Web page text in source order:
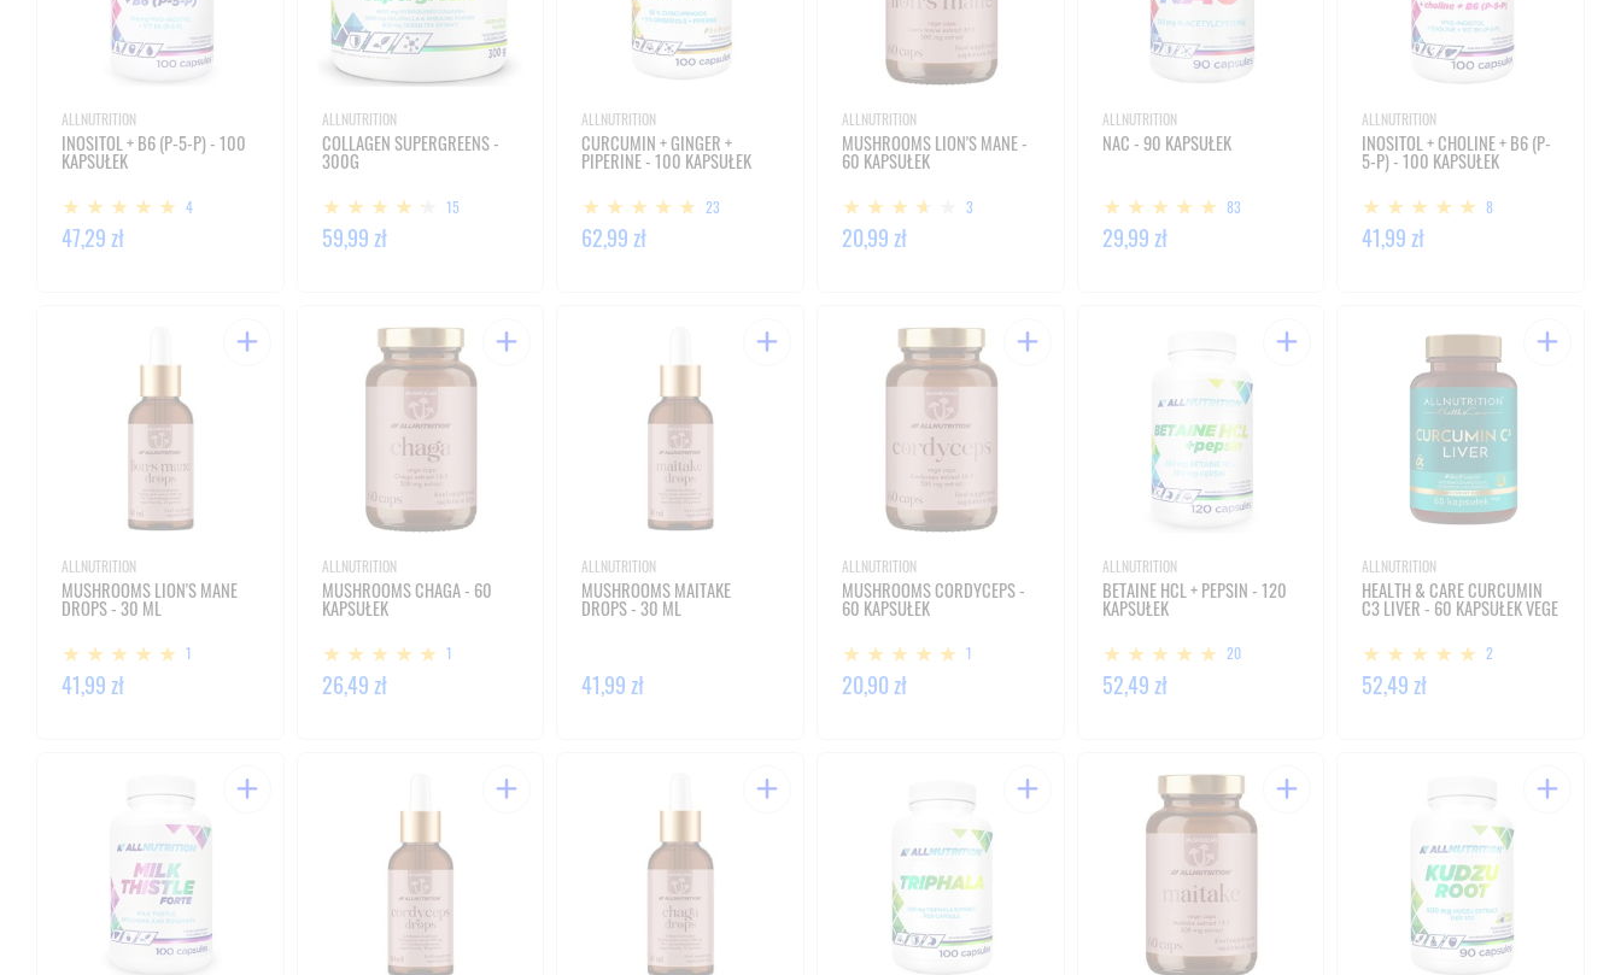
ALLNUTRITION
INOSITOL + B6 (P-5-P) - 100
KAPSUŁEK
4
47,29 zł
ALLNUTRITION
COLLAGEN SUPERGREENS -
300G
15
59,99 zł
ALLNUTRITION
CURCUMIN + GINGER +
PIPERINE - 100 KAPSUŁEK
23
62,99 zł
ALLNUTRITION
MUSHROOMS LION'S MANE -
60 KAPSUŁEK
3
20,99 zł
ALLNUTRITION
NAC - 90 KAPSUŁEK
83
29,99 zł
ALLNUTRITION
INOSITOL + CHOLINE + B6 (P-
5-P) - 100 KAPSUŁEK
8
41,99 zł
ALLNUTRITION
MUSHROOMS LION'S MANE
DROPS - 30 ML
1
41,99 zł
ALLNUTRITION
MUSHROOMS CHAGA - 60
KAPSUŁEK
1
26,49 zł
ALLNUTRITION
MUSHROOMS MAITAKE
DROPS - 30 ML
41,99 zł
ALLNUTRITION
MUSHROOMS CORDYCEPS -
60 KAPSUŁEK
1
20,90 zł
ALLNUTRITION
BETAINE HCL + PEPSIN - 120
KAPSUŁEK
20
52,49 zł
ALLNUTRITION
HEALTH & CARE CURCUMIN
C3 LIVER - 60 KAPSUŁEK VEGE
2
52,49 zł